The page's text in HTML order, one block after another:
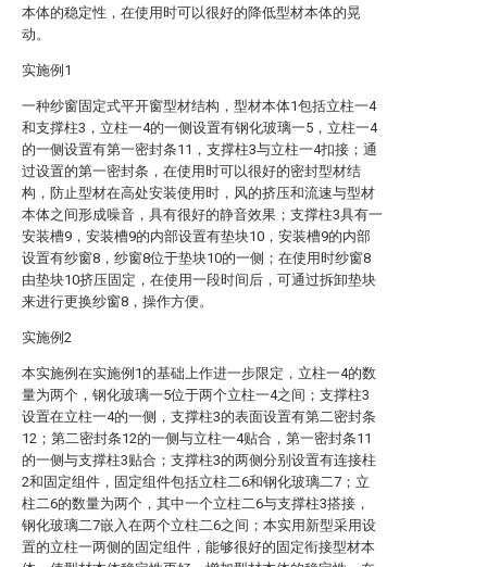
本体的稳定性，在使用时可以很好的降低型材本体的晃
动。
实施例1
一种纱窗固定式平开窗型材结构，型材本体1包括立柱一4
和支撑柱3，立柱一4的一侧设置有钢化玻璃一5，立柱一4
的一侧设置有第一密封条11，支撑柱3与立柱一4扣接；通
过设置的第一密封条，在使用时可以很好的密封型材结
构，防止型材在高处安装使用时，风的挤压和流速与型材
本体之间形成噪音，具有很好的静音效果；支撑柱3具有一
安装槽9，安装槽9的内部设置有垫块10，安装槽9的内部
设置有纱窗8，纱窗8位于垫块10的一侧；在使用时纱窗8
由垫块10挤压固定，在使用一段时间后，可通过拆卸垫块
来进行更换纱窗8，操作方便。
实施例2
本实施例在实施例1的基础上作进一步限定，立柱一4的数
量为两个，钢化玻璃一5位于两个立柱一4之间；支撑柱3
设置在立柱一4的一侧，支撑柱3的表面设置有第二密封条
12；第二密封条12的一侧与立柱一4贴合，第一密封条11
的一侧与支撑柱3贴合；支撑柱3的两侧分别设置有连接柱
2和固定组件，固定组件包括立柱二6和钢化玻璃二7；立
柱二6的数量为两个，其中一个立柱二6与支撑柱3搭接，
钢化玻璃二7嵌入在两个立柱二6之间；本实用新型采用设
置的立柱一两侧的固定组件，能够很好的固定衔接型材本